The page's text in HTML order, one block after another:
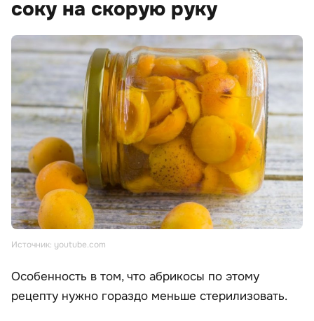
соку на скорую руку
Источник: youtube.com
Особенность в том, что абрикосы по этому
рецепту нужно гораздо меньше стерилизовать.